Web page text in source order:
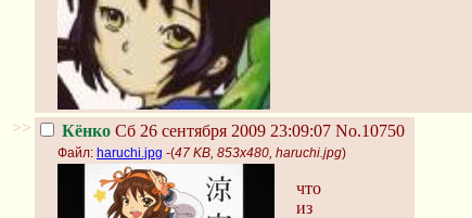
>> Кёнко Сб 26 сентября 2009 23:09:07 No.10750
Файл: haruchi.jpg -(47 KB, 853x480, haruchi.jpg)
что
из